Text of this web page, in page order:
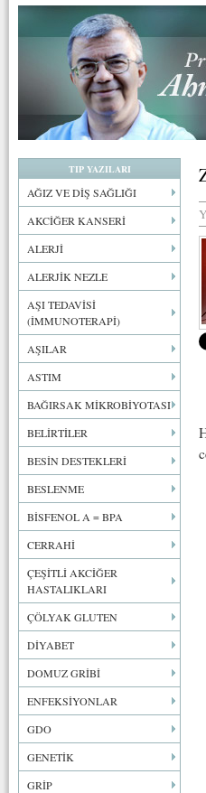
TIP YAZILARI
AĞIZ VE DİŞ SAĞLIĞI
AKCİĞER KANSERİ
ALERJİ
ALERJİK NEZLE
AŞI TEDAVİSİ
(İMMUNOTERAPİ)
AŞILAR
ASTIM
BAĞIRSAK MİKROBİYOTASI
BELİRTİLER
BESİN DESTEKLERİ
BESLENME
BİSFENOL A = BPA
CERRAHİ
ÇEŞİTLİ AKCİĞER
HASTALIKLARI
ÇÖLYAK GLUTEN
DİYABET
DOMUZ GRİBİ
ENFEKSİYONLAR
GDO
GENETİK
GRİP